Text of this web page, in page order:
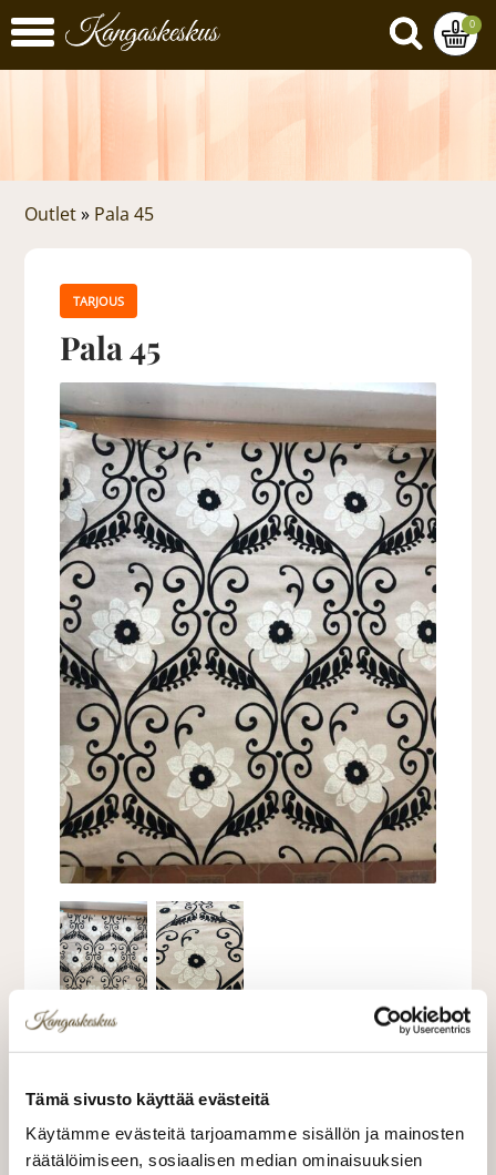
Tämä sivusto käyttää evästeitä
Käytämme evästeitä tarjoamamme sisällön ja mainosten
räätälöimiseen, sosiaalisen median ominaisuuksien
0
Outlet » Pala 45
TARJOUS
Pala 45
Samettiflokattuja kuvioita mustalla, pohjan
väri beige